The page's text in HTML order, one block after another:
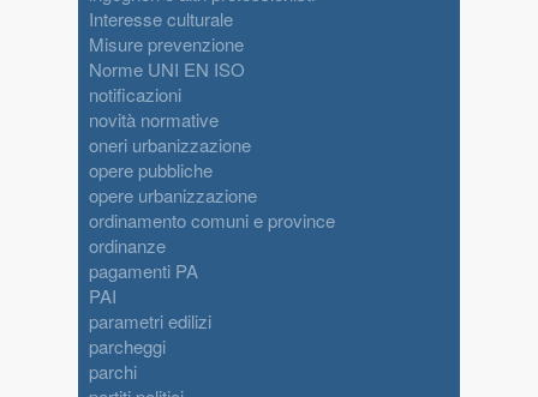
Interesse culturale
Misure prevenzione
Norme UNI EN ISO
notificazioni
novità normative
oneri urbanizzazione
opere pubbliche
opere urbanizzazione
ordinamento comuni e province
ordinanze
pagamenti PA
PAI
parametri edilizi
parcheggi
parchi